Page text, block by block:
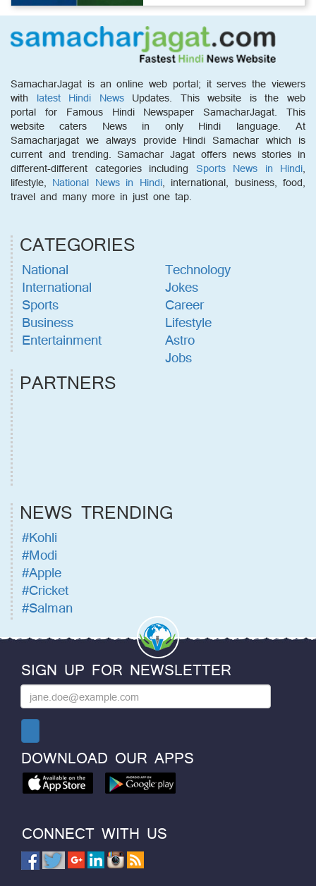
SamacharJagat is an online web portal; it serves the viewers
with latest Hindi NewsUpdates. This website is the web
portal for Famous Hindi Newspaper SamacharJagat. This
website caters News in only Hindi language. At
Samacharjagat we always provide Hindi Samachar which is
current and trending. Samachar Jagat offers news stories in
different-different categories including Sports News in Hindi,
lifestyle, National News in Hindi, international, business, food,
travel and many more in just one tap.
CATEGORIES
National
International
Sports
Business
Entertainment
Technology
Jokes
Career
Lifestyle
Astro
Jobs
PARTNERS
NEWS TRENDING
#Kohli
#Modi
#Apple
#Cricket
#Salman
SIGN UP FOR NEWSLETTER
DOWNLOAD OUR APPS
CONNECT WITH US